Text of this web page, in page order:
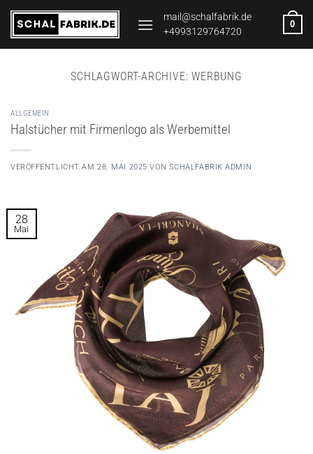
Zum
Inhalt
springen
mail@schalfabrik.de
+4993129764720
0
SCHLAGWORT-ARCHIVE:WERBUNG
ALLGEMEIN
Halstücher mit Firmenlogo als Werbemittel
VERÖFFENTLICHT AM28. MAI 2025 VON SCHALFABRIK ADMIN
28
Mai